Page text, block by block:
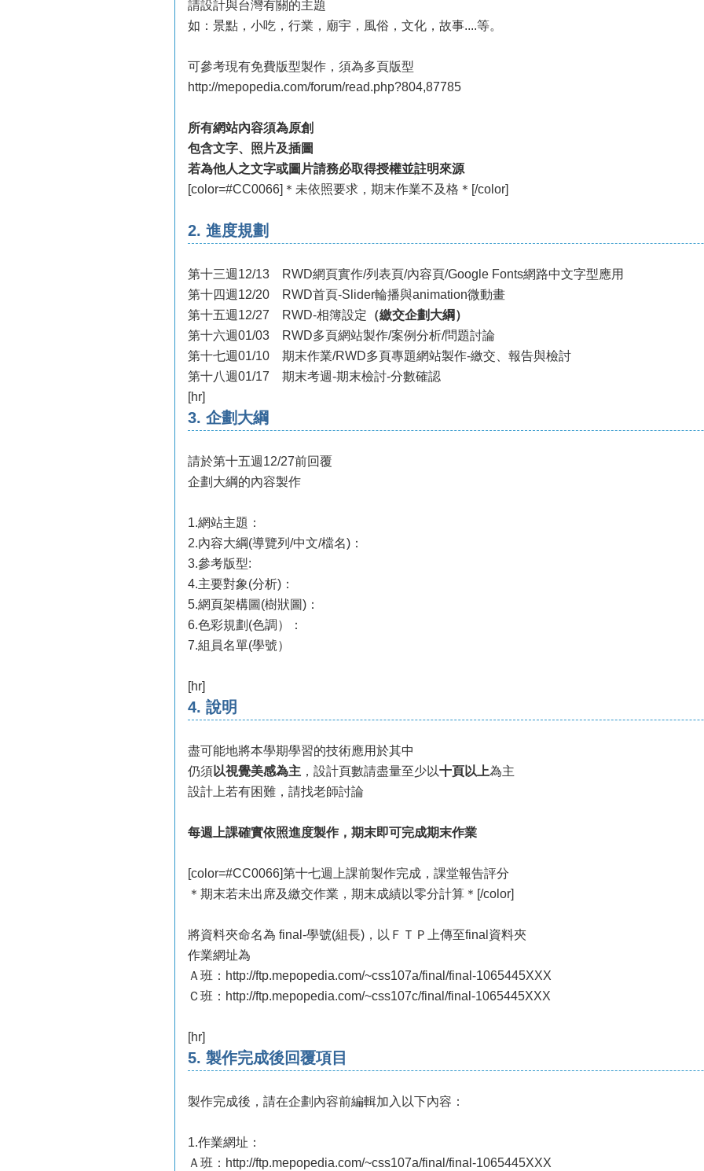
請設計與台灣有關的主題
如：景點，小吃，行業，廟宇，風俗，文化，故事....等。
可參考現有免費版型製作，須為多頁版型
http://mepopedia.com/forum/read.php?804,87785
所有網站內容須為原創
包含文字、照片及插圖
若為他人之文字或圖片請務必取得授權並註明來源
[color=#CC0066]＊未依照要求，期末作業不及格＊[/color]
2. 進度規劃
第十三週12/13 RWD網頁實作/列表頁/內容頁/Google Fonts網路中文字型應用
第十四週12/20 RWD首頁-Slider輪播與animation微動畫
第十五週12/27 RWD-相簿設定 （繳交企劃大綱）
第十六週01/03 RWD多頁網站製作/案例分析/問題討論
第十七週01/10 期末作業/RWD多頁專題網站製作-繳交、報告與檢討
第十八週01/17 期末考週-期末檢討-分數確認
[hr]
3. 企劃大綱
請於第十五週12/27前回覆
企劃大綱的內容製作
1.網站主題：
2.內容大綱(導覽列/中文/檔名)：
3.參考版型:
4.主要對象(分析)：
5.網頁架構圖(樹狀圖)：
6.色彩規劃(色調）：
7.組員名單(學號）
[hr]
4. 說明
盡可能地將本學期學習的技術應用於其中
仍須以視覺美感為主 ，設計頁數請盡量至少以十頁以上為主
設計上若有困難，請找老師討論
每週上課確實依照進度製作，期末即可完成期末作業
[color=#CC0066]第十七週上課前製作完成，課堂報告評分
＊期末若未出席及繳交作業，期末成績以零分計算＊[/color]
將資料夾命名為 final-學號(組長)，以ＦＴＰ上傳至final資料夾
作業網址為
Ａ班：http://ftp.mepopedia.com/~css107a/final/final-1065445XXX
Ｃ班：http://ftp.mepopedia.com/~css107c/final/final-1065445XXX
[hr]
5. 製作完成後回覆項目
製作完成後，請在企劃內容前編輯加入以下內容：
1.作業網址：
Ａ班：http://ftp.mepopedia.com/~css107a/final/final-1065445XXX